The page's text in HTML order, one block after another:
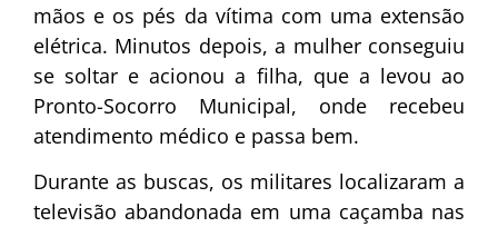
mãos e os pés da vítima com uma extensão
elétrica. Minutos depois, a mulher conseguiu
se soltar e acionou a filha, que a levou ao
Pronto-Socorro Municipal, onde recebeu
atendimento médico e passa bem.
Durante as buscas, os militares localizaram a
televisão abandonada em uma caçamba nas